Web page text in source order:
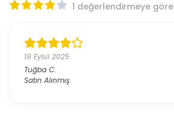
1 değerlendirmeye göre
19 Eylül 2025
Tuğba C.
Satın Alınmış